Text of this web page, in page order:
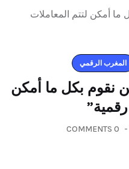
المغرب الرقمي
نقوم بكل ما أمكن
0 COMMENTS